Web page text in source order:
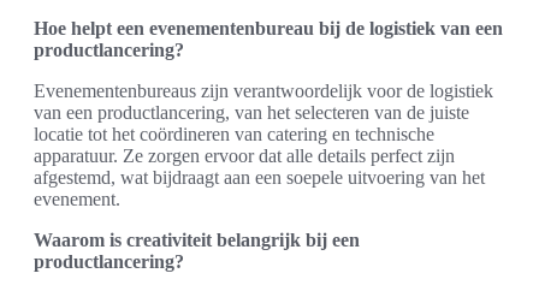
Hoe helpt een evenementenbureau bij de logistiek van een
productlancering?
Evenementenbureaus zijn verantwoordelijk voor de logistiek
van een productlancering, van het selecteren van de juiste
locatie tot het coördineren van catering en technische
apparatuur. Ze zorgen ervoor dat alle details perfect zijn
afgestemd, wat bijdraagt aan een soepele uitvoering van het
evenement.
Waarom is creativiteit belangrijk bij een
productlancering?